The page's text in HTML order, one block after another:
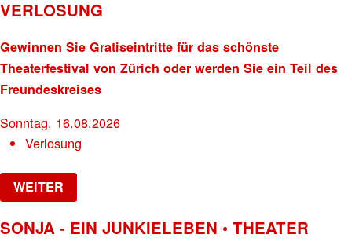
VERLOSUNG
Gewinnen Sie Gratiseintritte für das schönste
Theaterfestival von Zürich oder werden Sie ein Teil des
Freundeskreises
Sonntag, 16.08.2026
Verlosung
WEITER
SONJA - EIN JUNKIELEBEN • THEATER